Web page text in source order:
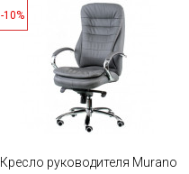
-10%
Кресло руководителя Murano